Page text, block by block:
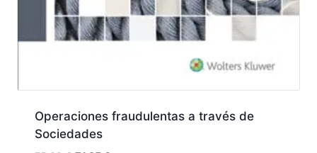
Operaciones fraudulentas a través de
Sociedades